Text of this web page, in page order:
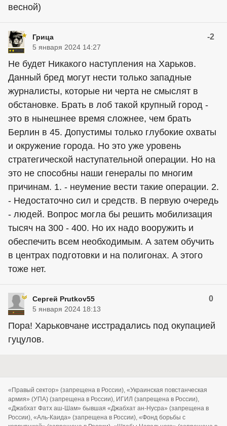
весной)
Грица -2
5 января 2024 14:27
Не будет Никакого наступления на Харьков.
Данный бред могут нести только западные
журналисты, которые ни черта не смыслят в
обстановке. Брать в лоб такой крупный город -
это в нынешнее время сложнее, чем брать
Берлин в 45. Допустимы только глубокие охваты
и окружение города. Но это уже уровень
стратегической наступательной операции. Но на
это не способны наши генералы по многим
причинам. 1. - неумение вести такие операции. 2.
- Недостаточно сил и средств. В первую очередь
- людей. Вопрос могла бы решить мобилизация
тысяч на 300 - 400. Но их надо вооружить и
обеспечить всем необходимым. А затем обучить
в центрах подготовки и на полигонах. А этого
тоже нет.
Сергей Prutkov55 0
5 января 2024 18:13
Пора! Харьковчане исстрадались под окупацией
гуцулов.
«Правый сектор» (запрещена в России), «Украинская повстанческая
армия» (УПА) (запрещена в России), ИГИЛ (запрещена в России),
«Джабхат Фатх аш-Шам» бывшая «Джабхат ан-Нусра» (запрещена в
России), «Аль-Каида» (запрещена в России), «Фонд борьбы с